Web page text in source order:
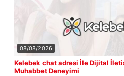
08/08/2026
Kelebek chat adresi İle Dijital
Muhabbet Deneyimi